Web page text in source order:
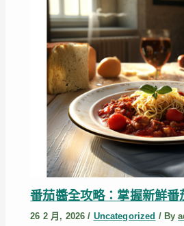
番茄醬全攻略：掌握新鮮番
26 2 月, 2026/ Uncategorized / By